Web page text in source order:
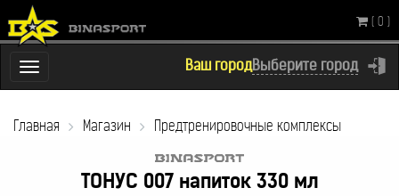
Ваш городВыберите город
( 0 )
Переключатель
навигации
Главная
Магазин Предтренировочные комплексы
ТОНУС 007 напиток 330 мл